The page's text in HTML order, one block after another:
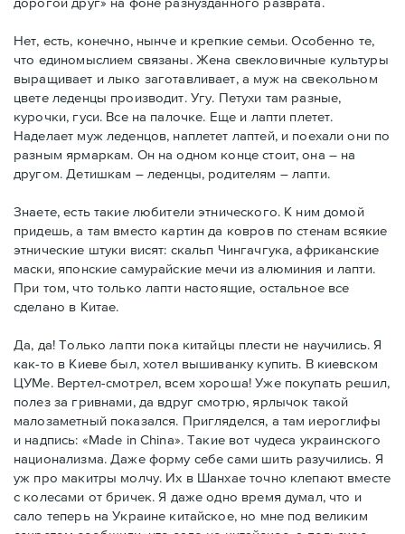
Нет, есть, конечно, нынче и крепкие семьи. Особенно те,
что единомыслием связаны. Жена свекловичные культуры
выращивает и лыко заготавливает, а муж на свекольном
цвете леденцы производит. Угу. Петухи там разные,
курочки, гуси. Все на палочке. Еще и лапти плетет.
Наделает муж леденцов, наплетет лаптей, и поехали они по
разным ярмаркам. Он на одном конце стоит, она – на
другом. Детишкам – леденцы, родителям – лапти.
Знаете, есть такие любители этнического. К ним домой
придешь, а там вместо картин да ковров по стенам всякие
этнические штуки висят: скальп Чингачгука, африканские
маски, японские самурайские мечи из алюминия и лапти.
При том, что только лапти настоящие, остальное все
сделано в Китае.
Да, да! Только лапти пока китайцы плести не научились. Я
как-то в Киеве был, хотел вышиванку купить. В киевском
ЦУМе. Вертел-смотрел, всем хороша! Уже покупать решил,
полез за гривнами, да вдруг смотрю, ярлычок такой
малозаметный показался. Пригляделся, а там иероглифы
и надпись: «Made in China». Такие вот чудеса украинского
национализма. Даже форму себе сами шить разучились. Я
уж про макитры молчу. Их в Шанхае точно клепают вместе
с колесами от бричек. Я даже одно время думал, что и
сало теперь на Украине китайское, но мне под великим